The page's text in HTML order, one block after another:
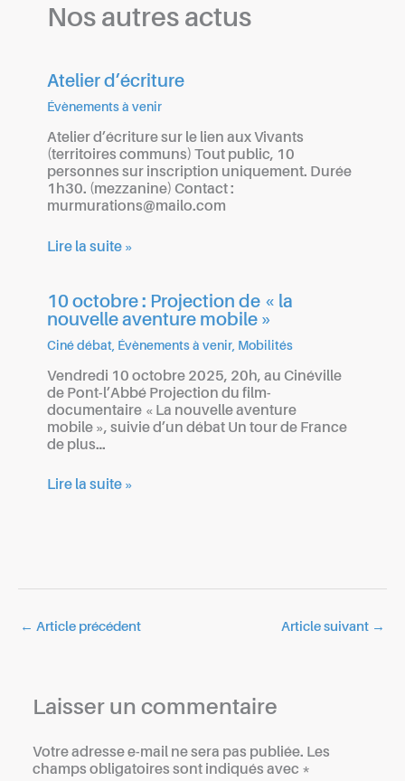
Nos autres actus
Atelier d’écriture
Évènements à venir
Atelier d’écriture sur le lien aux Vivants
(territoires communs) Tout public, 10
personnes sur inscription uniquement. Durée
1h30. (mezzanine) Contact :
murmurations@mailo.com
Lire la suite »
10 octobre : Projection de « la
nouvelle aventure mobile »
Ciné débat Évènements à venir Mobilités
Vendredi 10 octobre 2025, 20h, au Cinéville
de Pont-l’Abbé Projection du film-
documentaire « La nouvelle aventure
mobile », suivie d’un débat Un tour de France
de plus…
Lire la suite »
← Article précédent Article suivant →
Laisser un commentaire
Votre adresse e-mail ne sera pas publiée. Les
champs obligatoires sont indiqués avec *